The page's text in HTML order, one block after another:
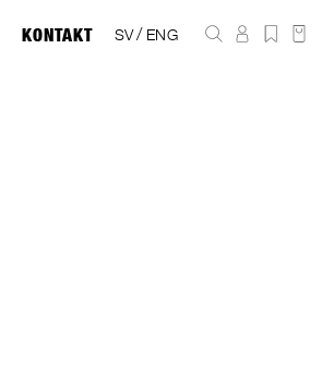
KONTAKT SV/ ENG